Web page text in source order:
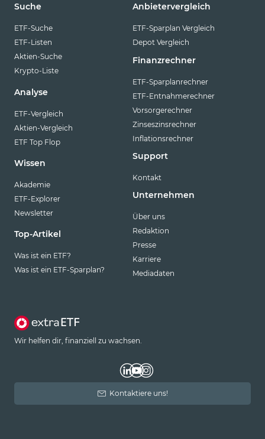
Suche
ETF-Suche
ETF-Listen
Aktien-Suche
Krypto-Liste
Analyse
ETF-Vergleich
Aktien-Vergleich
ETF Top Flop
Wissen
Akademie
ETF-Explorer
Newsletter
Top-Artikel
Was ist ein ETF?
Was ist ein ETF-Sparplan?
Anbietervergleich
ETF-Sparplan Vergleich
Depot Vergleich
Finanzrechner
ETF-Sparplanrechner
ETF-Entnahmerechner
Vorsorgerechner
Zinseszinsrechner
Inflationsrechner
Support
Kontakt
Unternehmen
Über uns
Redaktion
Presse
Karriere
Mediadaten
Wir helfen dir, finanziell zu wachsen.
Kontaktiere uns!